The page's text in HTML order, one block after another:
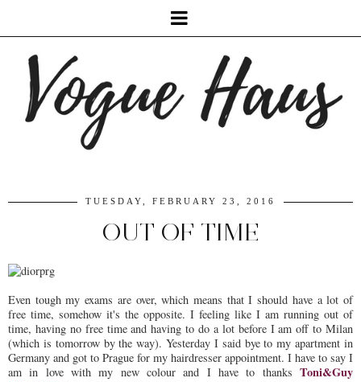
TUESDAY, FEBRUARY 23, 2016
OUT OF TIME
Even tough my exams are over, which means that I should have a lot of
free time, somehow it's the opposite. I feeling like I am running out of
time, having no free time and having to do a lot before I am off to Milan
(which is tomorrow by the way). Yesterday I said bye to my apartment in
Germany and got to Prague for my hairdresser appointment. I have to say I
am in love with my new colour and I have to thanks Toni&Guy